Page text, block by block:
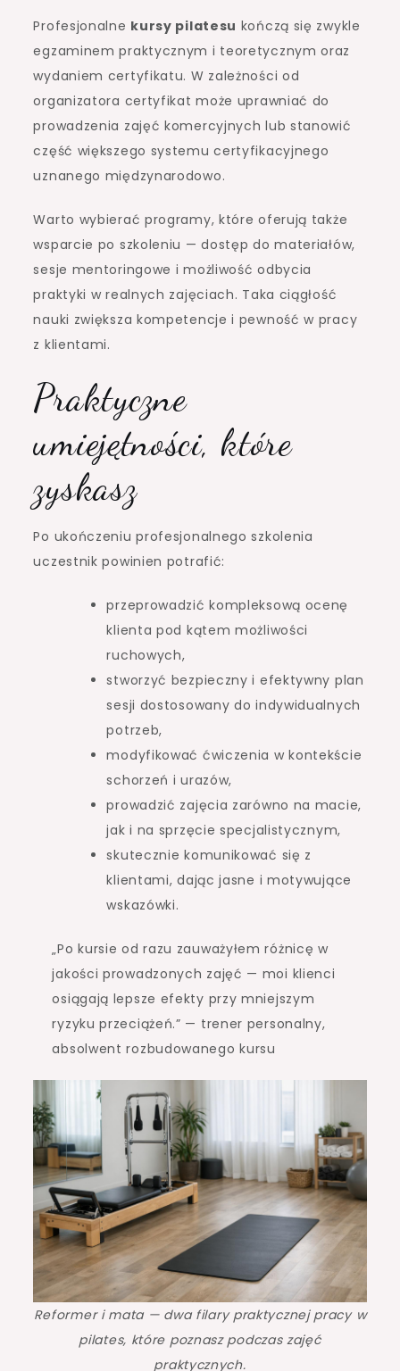
Profesjonalne kursy pilatesu kończą się zwykle
egzaminem praktycznym i teoretycznym oraz
wydaniem certyfikatu. W zależności od
organizatora certyfikat może uprawniać do
prowadzenia zajęć komercyjnych lub stanowić
część większego systemu certyfikacyjnego
uznanego międzynarodowo.
Warto wybierać programy, które oferują także
wsparcie po szkoleniu — dostęp do materiałów,
sesje mentoringowe i możliwość odbycia
praktyki w realnych zajęciach. Taka ciągłość
nauki zwiększa kompetencje i pewność w pracy
z klientami.
Praktyczne
umiejętności, które
zyskasz
Po ukończeniu profesjonalnego szkolenia
uczestnik powinien potrafić:
przeprowadzić kompleksową ocenę
klienta pod kątem możliwości
ruchowych,
stworzyć bezpieczny i efektywny plan
sesji dostosowany do indywidualnych
potrzeb,
modyfikować ćwiczenia w kontekście
schorzeń i urazów,
prowadzić zajęcia zarówno na macie,
jak i na sprzęcie specjalistycznym,
skutecznie komunikować się z
klientami, dając jasne i motywujące
wskazówki.
„Po kursie od razu zauważyłem różnicę w
jakości prowadzonych zajęć — moi klienci
osiągają lepsze efekty przy mniejszym
ryzyku przeciążeń.” — trener personalny,
absolwent rozbudowanego kursu
Reformer i mata — dwa filary praktycznej pracy w
pilates, które poznasz podczas zajęć
praktycznych.